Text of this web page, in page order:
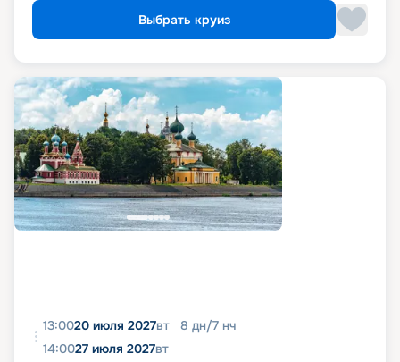
Выбрать круиз
13:0020 июля 2027вт 8 дн/7 нч
14:0027 июля 2027вт